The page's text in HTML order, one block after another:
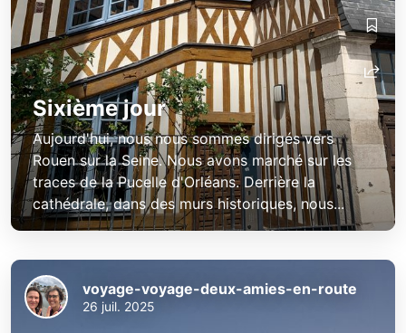
Sixième jour
Aujourd'hui, nous nous sommes dirigés vers
Rouen sur la Seine. Nous avons marché sur les
traces de la Pucelle d'Orléans. Derrière la
cathédrale, dans des murs historiques, nous...
voyage-voyage-deux-amies-en-route
26 juil. 2025